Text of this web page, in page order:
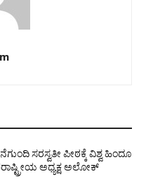
ಸರಸ್ವತೀ ಪೀಠಕ್ಕೆ ವಿಶ್ವ ಹಿಂದೂ
ಅಧ್ಯಕ್ಷ ಅಲೋಕ್